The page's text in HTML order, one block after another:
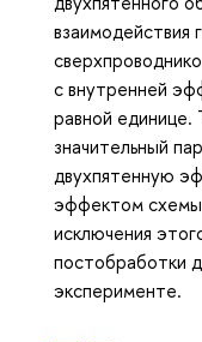
взаимодействия
с внутренней
равной
значительный
двухпятенную
эффектом схемы
исключения
постобработки
эксперименте.